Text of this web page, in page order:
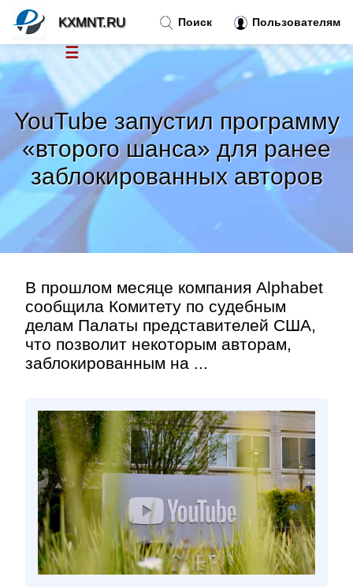
YouTube запустил программу
«второго шанса» для ранее
заблокированных авторов
В прошлом месяце компания Alphabet
сообщила Комитету по судебным
делам Палаты представителей США,
что позволит некоторым авторам,
заблокированным на ...
Поиск Пользователям
KXMNT.RU
☰
Новости
Тренды новостей»
Рубрики»
Правила »